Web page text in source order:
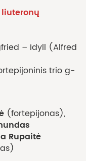
– Idyll (Alfred
trio g-
(fortepijonas),
Rupaitė